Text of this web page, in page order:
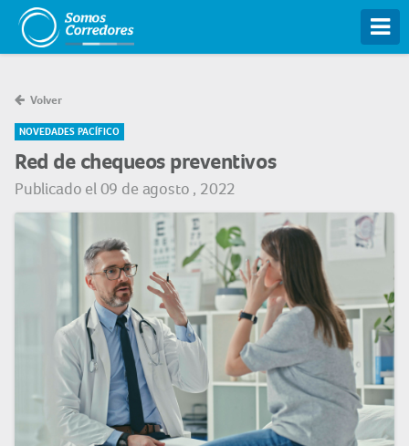
Volver
NOVEDADES PACÍFICO
Red de chequeos preventivos
Publicado el 09 de agosto , 2022